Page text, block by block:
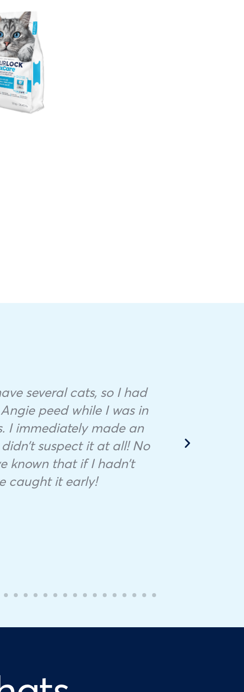
several cats, so I had
peed while I was in
I immediately made an
suspect it at all! No
known that if I hadn’t
caught it early!